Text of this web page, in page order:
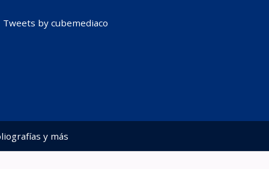
Tweets by cubemediaco
y más